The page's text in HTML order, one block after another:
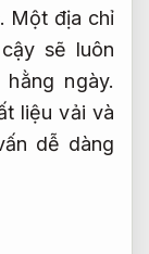
Một địa chỉ
sẽ luôn
ngày.
liệu vải và
dễ dàng